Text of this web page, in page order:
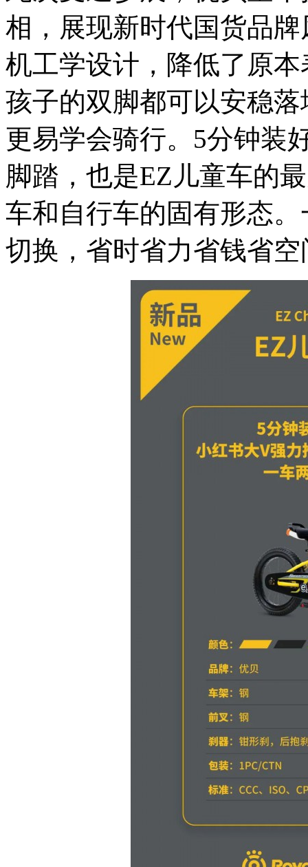
相，展现新时代国货品
机工学设计，降低了原
孩子的双脚都可以安稳
更易学会骑行。5分钟装
脚踏，也是EZ儿童车的
车和自行车的固有形态
切换，省时省力省钱省空